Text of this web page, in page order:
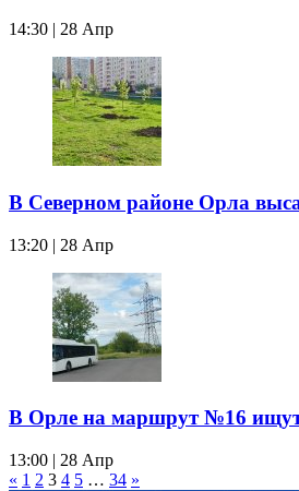
14:30 | 28 Апр
В Северном районе Орла
13:20 | 28 Апр
В Орле на маршрут №16 ищут
13:00 | 28 Апр
« 1 2 3 4 5 … 34 »